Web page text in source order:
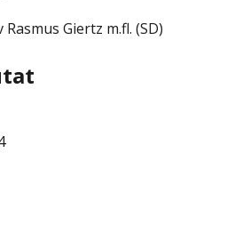
Rasmus Giertz m.fl. (SD)